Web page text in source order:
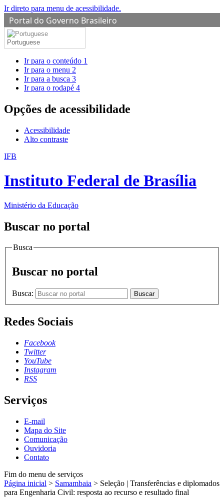
Ir direto para menu de acessibilidade.
Portal do Governo Brasileiro
Portuguese
Ir para o conteúdo 1
Ir para o menu 2
Ir para a busca 3
Ir para o rodapé 4
Opções de acessibilidade
Acessibilidade
Alto contraste
IFB
Instituto Federal de Brasília
Ministério da Educação
Buscar no portal
Busca
Buscar no portal
Busca: Buscar
Redes Sociais
Facebook
Twitter
YouTube
Instagram
RSS
Serviços
E-mail
Mapa do Site
Comunicação
Ouvidoria
Contato
Fim do menu de serviços
Página inicial > Samambaia > Seleção | Transferências e diplomados
para Engenharia Civil: resposta ao recurso e resultado final